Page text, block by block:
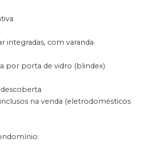
integradas, com varanda
por porta de vidro (blindex)
na venda (eletrodomésticos